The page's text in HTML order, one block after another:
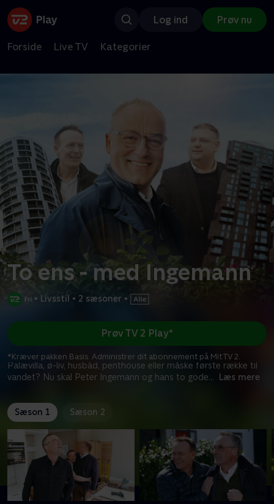
Log ind Prøv nu
Forside Live TV Kategorier
To ens - med Ingemann
• Livsstil • 2 sæsoner •
Palævilla, ø-liv, husbåd, penthouse eller måske første række til
vandet? Nu skal Peter Ingemann og hans to gode... Læs mere
Prøv TV 2 Play*
*Kræver pakken Basis. Administrer dit abonnement på Mit TV 2.
Sæson 1 Sæson 2